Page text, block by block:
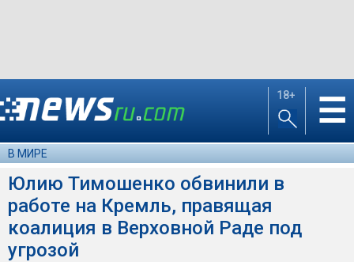
18+ ☰
В МИРЕ
Юлию Тимошенко обвинили в
работе на Кремль, правящая
коалиция в Верховной Раде под
угрозой